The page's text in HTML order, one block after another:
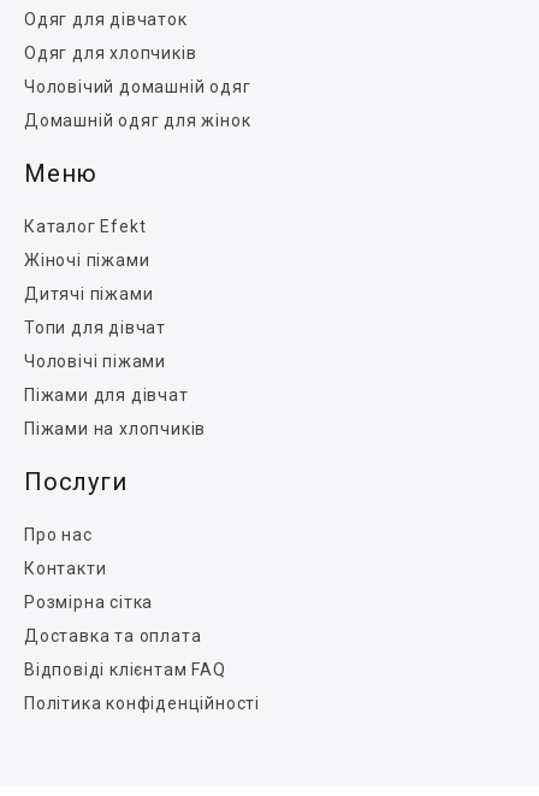
Одяг для дівчаток
Одяг для хлопчиків
Чоловічий домашній одяг
Домашній одяг для жінок
Меню
Каталог Efekt
Жіночі піжами
Дитячі піжами
Топи для дівчат
Чоловічі піжами
Піжами для дівчат
Піжами на хлопчиків
Послуги
Про нас
Контакти
Розмірна сітка
Доставка та оплата
Відповіді клієнтам FAQ
Політика конфіденційності